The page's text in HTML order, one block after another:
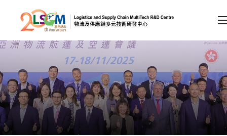
跳到内容（按回车键）
会员登录
A A EN 繁 简